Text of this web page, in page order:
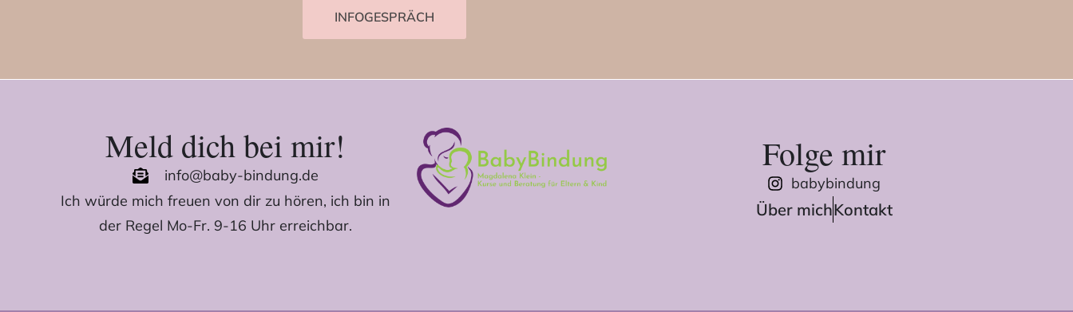
INFOGESPRÄCH
Meld dich bei mir!
info@baby-bindung.de
Ich würde mich freuen von dir zu hören, ich bin in
der Regel Mo-Fr. 9-16 Uhr erreichbar.
Folge mir
babybindung
Über michKontakt